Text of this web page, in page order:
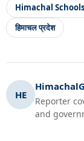
Himachal Schools
हिमाचल प्रदेश
HE
Reporter
and